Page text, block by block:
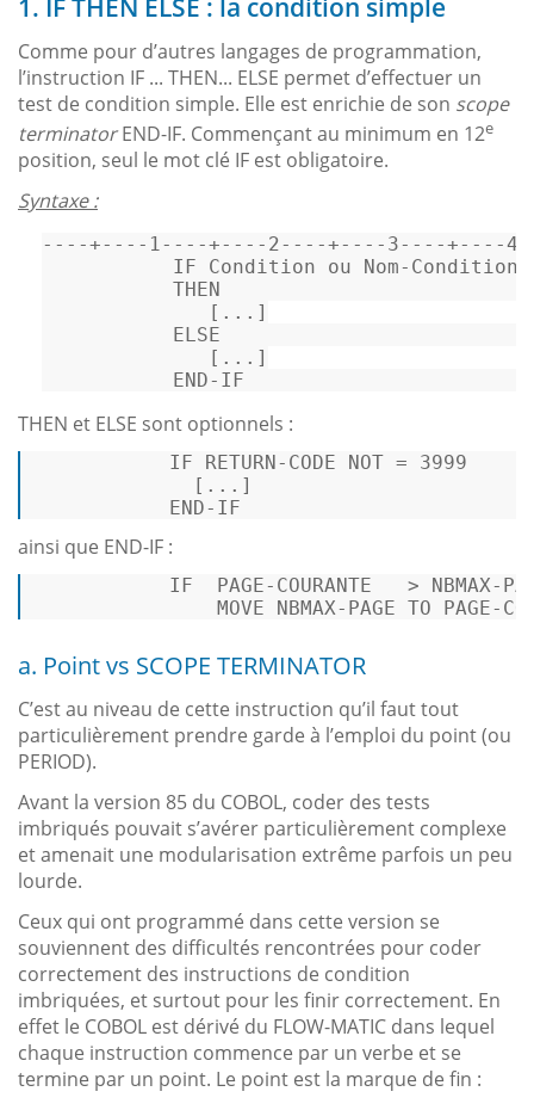
1. IF THEN ELSE : la condition simple
Comme pour d’autres langages de programmation,
l’instruction IF ... THEN... ELSE permet d’effectuer un
test de condition simple. Elle est enrichie de son scope
terminatorEND-IF. Commençant au minimum en 12e
position, seul le mot clé IF est obligatoire.
Syntaxe :
----+----1----+----2----+----3----+----
           IF
Condition ou Nom- Condition
THEN
              [...]
ELSE
              [...]
END-
THEN et ELSE sont optionnels :
           IF
RETURN - CODE NOT =
3999
             [...]
END- IF
ainsi que END-IF :
IF  PAGE-COURANTE   > NBMAX-
               MOVE NBMAX-PAGE
TO PAGE-
a. Point vs SCOPE TERMINATOR
C’est au niveau de cette instruction qu’il faut tout
particulièrement prendre garde à l’emploi du point (ou
PERIOD).
Avant la version 85 du COBOL, coder des tests
imbriqués pouvait s’avérer particulièrement complexe
et amenait une modularisation extrême parfois un peu
lourde.
Ceux qui ont programmé dans cette version se
souviennent des difficultés rencontrées pour coder
correctement des instructions de condition
imbriquées, et surtout pour les finir correctement. En
effet le COBOL est dérivé du FLOW-MATIC dans lequel
chaque instruction commence par un verbe et se
termine par un point. Le point est la marque de fin :